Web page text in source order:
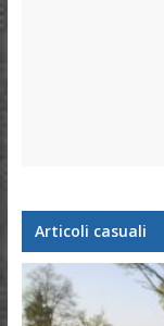
Articoli casuali